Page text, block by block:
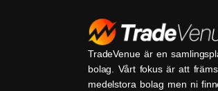
TradeVenue är en
bolag. Vårt fokus är att
medelstora bolag men ni